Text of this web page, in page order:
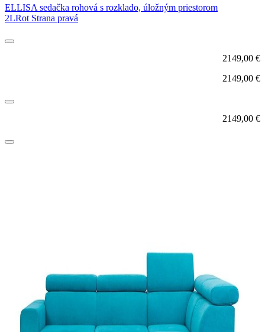
ELLISA sedačka rohová s rozklado, úložným priestorom
2LRot Strana pravá
2149,00 €
2149,00 €
2149,00 €